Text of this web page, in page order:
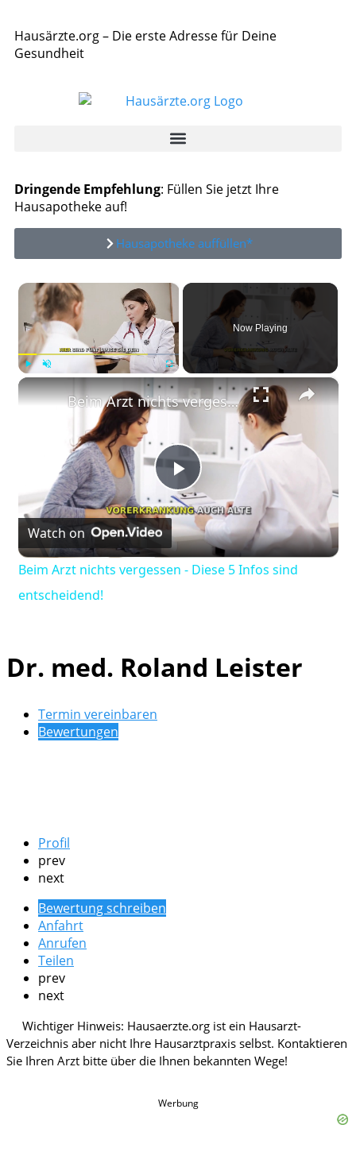
Hausärzte.org – Die erste Adresse für Deine
Gesundheit
Dringende Empfehlung: Füllen Sie jetzt Ihre
Hausapotheke auf!
Hausapotheke auffüllen*
×
Now Playing
×
Play
Video
Beim Arzt nichts vergessen - Diese 5 Infos sind entscheidend!
Watch on
Beim Arzt nichts vergessen - Diese 5 Infos sind
entscheidend!
Dr. med. Roland Leister
Termin vereinbaren
Bewertungen
Profil
prev
next
Bewertung schreiben
Anfahrt
Anrufen
Teilen
prev
next
Werbung